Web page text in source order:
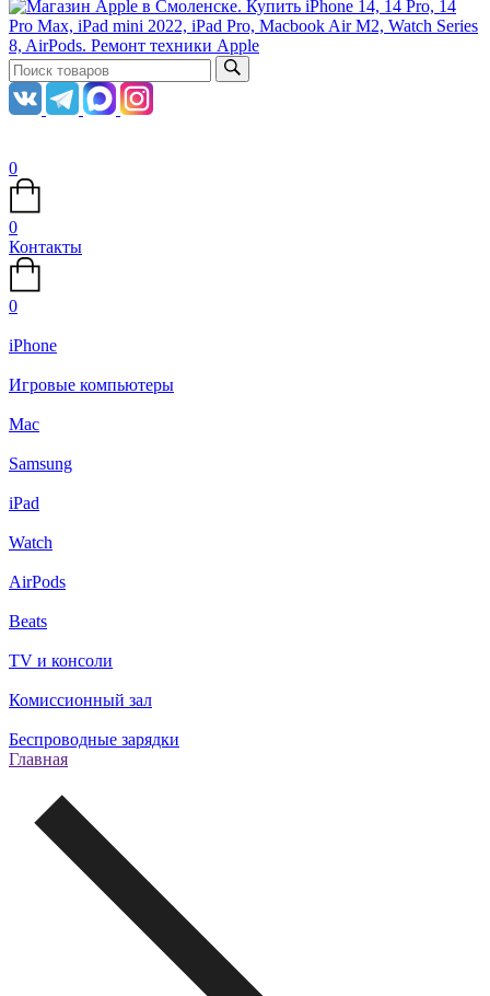
0
0
Контакты
0
iPhone
Игровые компьютеры
Mac
Samsung
iPad
Watch
AirPods
Beats
TV и консоли
Комиссионный зал
Беспроводные зарядки
Главная